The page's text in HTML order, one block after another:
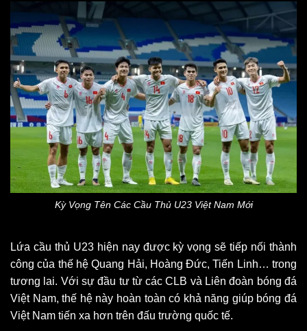
Kỳ Vọng Tên Các Cầu Thủ U23 Việt Nam Mới
Lứa cầu thủ U23 hiện nay được kỳ vọng sẽ tiếp nối thành
công của thế hệ Quang Hải, Hoàng Đức, Tiến Linh… trong
tương lai. Với sự đầu tư từ các CLB và Liên đoàn bóng đá
Việt Nam, thế hệ này hoàn toàn có khả năng giúp bóng đá
Việt Nam tiến xa hơn trên đấu trường quốc tế.